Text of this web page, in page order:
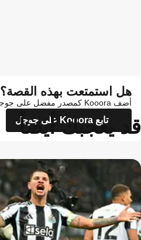
هل استمتعت بهذه القصة؟
أضف Kooora كمصدر مفضل على جوجل للاطلاع على المزيد من تقاريرنا
تابع Kooora على جوجل
قد يعجبك أيضاً